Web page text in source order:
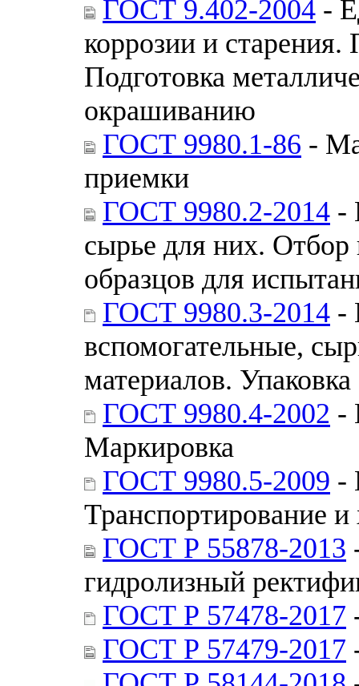
ГОСТ 9.402-2004 -
коррозии и
Подготовка
окрашиванию
ГОСТ 9980.1-86 -
приемки
ГОСТ 9980.2-2014 -
сырье для них. Отбор
образцов для
ГОСТ 9980.3-2014 -
вспомогательные,
материалов. Упаковка
ГОСТ 9980.4-2002 -
Маркировка
ГОСТ 9980.5-2009 -
Транспортирование и
ГОСТ Р 55878-2013
гидролизный
ГОСТ Р 57478-2017
ГОСТ Р 57479-2017